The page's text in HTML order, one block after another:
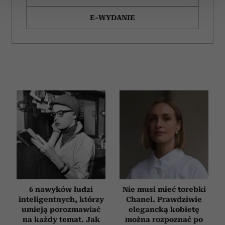
zmienić lub wycofać swoją zgodę w dowolnej chwili.
Wykorzystujemy pliki cookie do spersonalizowania treści
i reklam, aby oferować funkcje społecznościowe i
Partnerzy mogą połączyć te informacje z innymi danymi
otrzymanymi od Ciebie lub uzyskanymi podczas
korzystania z ich usług.
E-WYDANIE
6 nawyków ludzi
inteligentnych, którzy
umieją porozmawiać
na każdy temat. Jak
Nie musi mieć torebki
Chanel. Prawdziwie
elegancką kobietę
można rozpoznać po